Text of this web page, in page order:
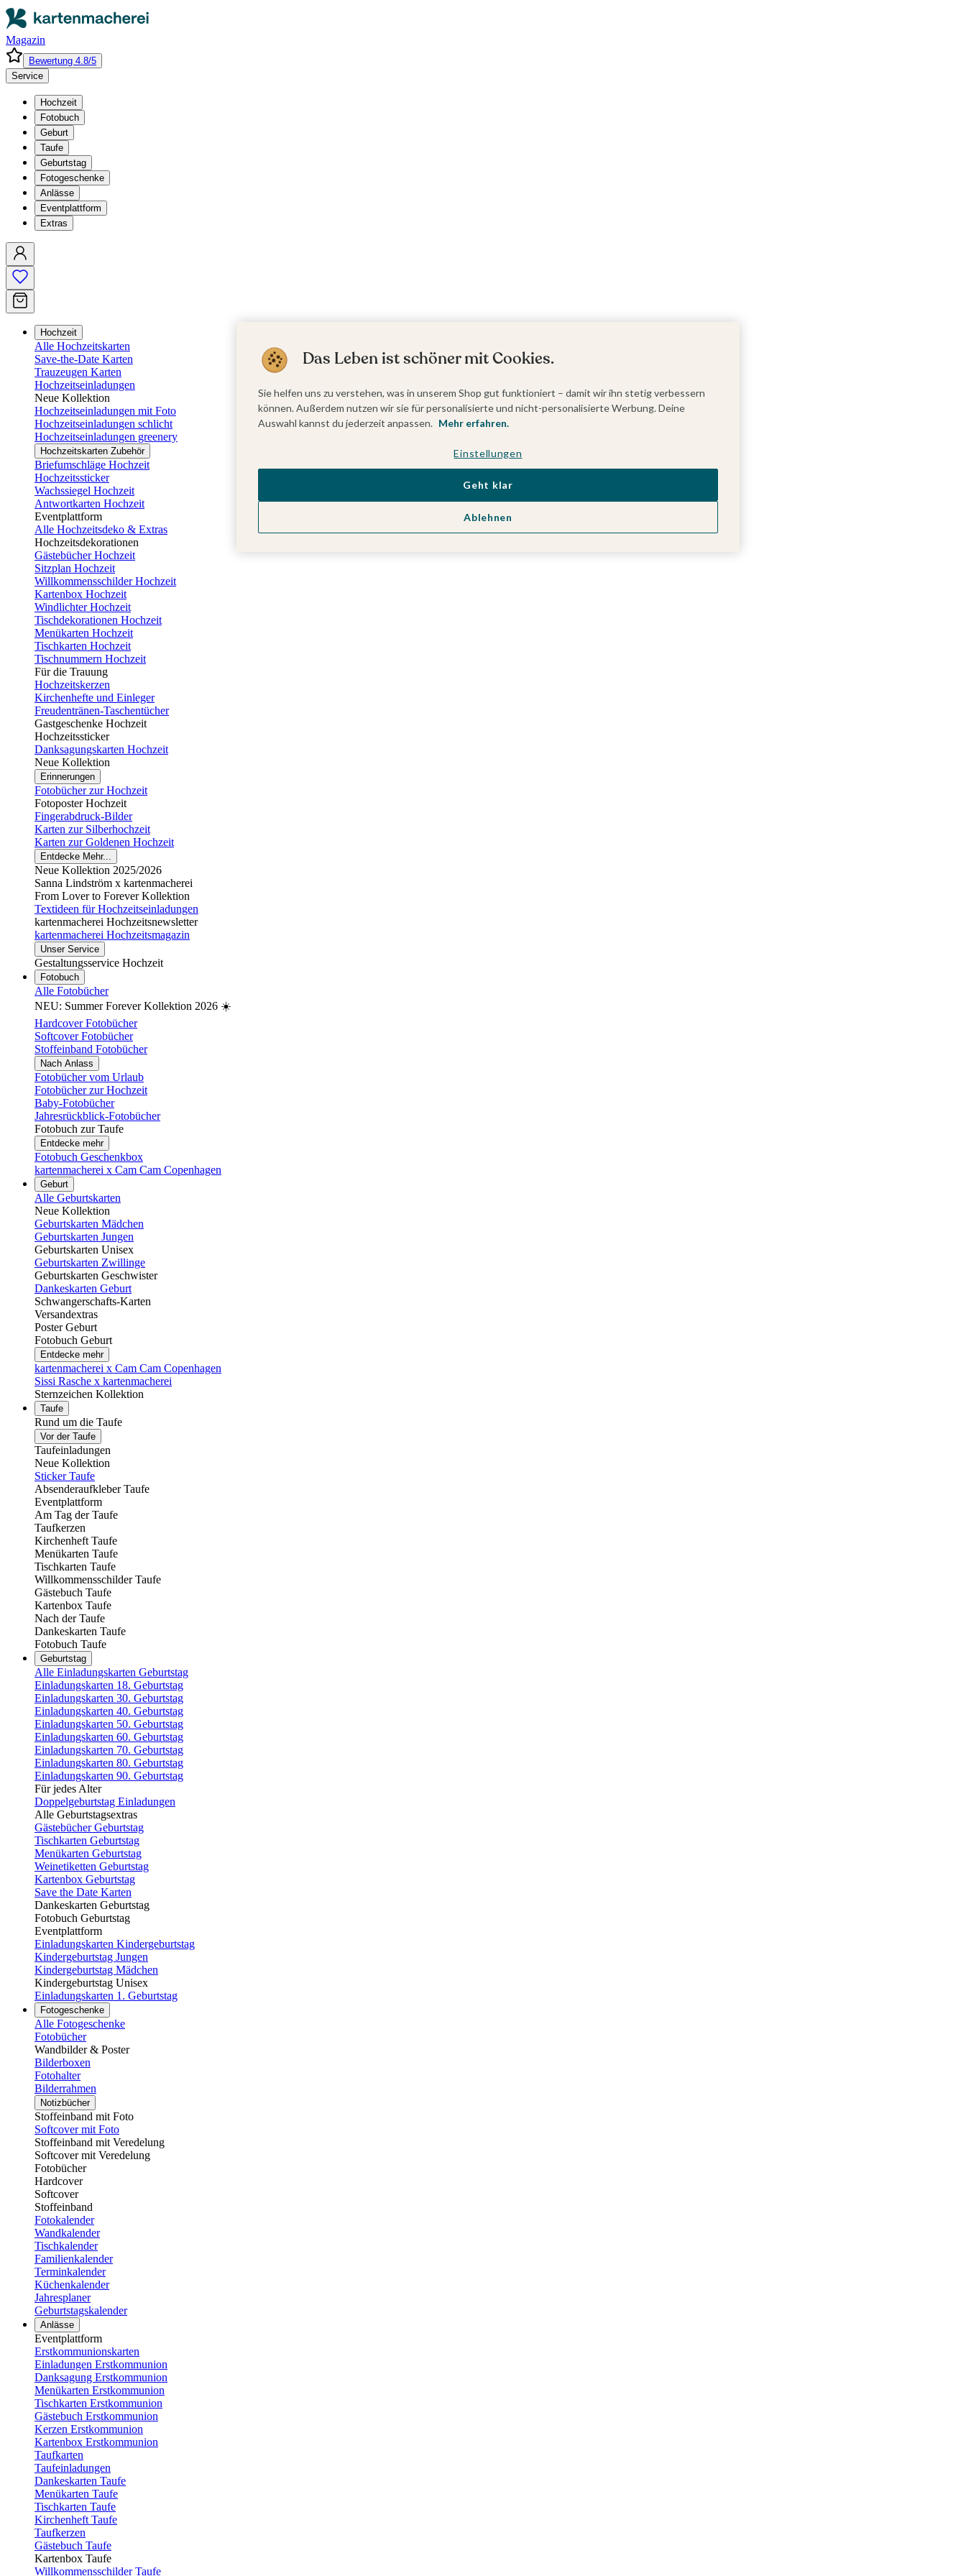
Magazin
Bewertung 4.8/5
Service
Hochzeit
Fotobuch
Geburt
Taufe
Geburtstag
Fotogeschenke
Anlässe
Eventplattform
Extras
Hochzeit
Alle Hochzeitskarten
Save-the-Date Karten
Trauzeugen Karten
Hochzeitseinladungen
Neue Kollektion
Hochzeitseinladungen mit Foto
Hochzeitseinladungen schlicht
Hochzeitseinladungen greenery
Hochzeitskarten Zubehör
Briefumschläge Hochzeit
Hochzeitssticker
Wachssiegel Hochzeit
Antwortkarten Hochzeit
Eventplattform
Alle Hochzeitsdeko & Extras
Hochzeitsdekorationen
Gästebücher Hochzeit
Sitzplan Hochzeit
Willkommensschilder Hochzeit
Kartenbox Hochzeit
Windlichter Hochzeit
Tischdekorationen Hochzeit
Menükarten Hochzeit
Tischkarten Hochzeit
Tischnummern Hochzeit
Für die Trauung
Hochzeitskerzen
Kirchenhefte und Einleger
Freudentränen-Taschentücher
Gastgeschenke Hochzeit
Hochzeitssticker
Danksagungskarten Hochzeit
Neue Kollektion
Erinnerungen
Fotobücher zur Hochzeit
Fotoposter Hochzeit
Fingerabdruck-Bilder
Karten zur Silberhochzeit
Karten zur Goldenen Hochzeit
Entdecke Mehr...
Neue Kollektion 2025/2026
Sanna Lindström x kartenmacherei
From Lover to Forever Kollektion
Textideen für Hochzeitseinladungen
kartenmacherei Hochzeitsnewsletter
kartenmacherei Hochzeitsmagazin
Unser Service
Gestaltungsservice Hochzeit
Fotobuch
Alle Fotobücher
NEU: Summer Forever Kollektion 2026 ☀️
Hardcover Fotobücher
Softcover Fotobücher
Stoffeinband Fotobücher
Nach Anlass
Fotobücher vom Urlaub
Fotobücher zur Hochzeit
Baby-Fotobücher
Jahresrückblick-Fotobücher
Fotobuch zur Taufe
Entdecke mehr
Fotobuch Geschenkbox
kartenmacherei x Cam Cam Copenhagen
Geburt
Alle Geburtskarten
Neue Kollektion
Geburtskarten Mädchen
Geburtskarten Jungen
Geburtskarten Unisex
Geburtskarten Zwillinge
Geburtskarten Geschwister
Dankeskarten Geburt
Schwangerschafts-Karten
Versandextras
Poster Geburt
Fotobuch Geburt
Entdecke mehr
kartenmacherei x Cam Cam Copenhagen
Sissi Rasche x kartenmacherei
Sternzeichen Kollektion
Taufe
Rund um die Taufe
Vor der Taufe
Taufeinladungen
Neue Kollektion
Sticker Taufe
Absenderaufkleber Taufe
Eventplattform
Am Tag der Taufe
Taufkerzen
Kirchenheft Taufe
Menükarten Taufe
Tischkarten Taufe
Willkommensschilder Taufe
Gästebuch Taufe
Kartenbox Taufe
Nach der Taufe
Dankeskarten Taufe
Fotobuch Taufe
Geburtstag
Alle Einladungskarten Geburtstag
Einladungskarten 18. Geburtstag
Einladungskarten 30. Geburtstag
Einladungskarten 40. Geburtstag
Einladungskarten 50. Geburtstag
Einladungskarten 60. Geburtstag
Einladungskarten 70. Geburtstag
Einladungskarten 80. Geburtstag
Einladungskarten 90. Geburtstag
Für jedes Alter
Doppelgeburtstag Einladungen
Alle Geburtstagsextras
Gästebücher Geburtstag
Tischkarten Geburtstag
Menükarten Geburtstag
Weinetiketten Geburtstag
Kartenbox Geburtstag
Save the Date Karten
Dankeskarten Geburtstag
Fotobuch Geburtstag
Eventplattform
Einladungskarten Kindergeburtstag
Kindergeburtstag Jungen
Kindergeburtstag Mädchen
Kindergeburtstag Unisex
Einladungskarten 1. Geburtstag
Fotogeschenke
Alle Fotogeschenke
Fotobücher
Wandbilder & Poster
Bilderboxen
Fotohalter
Bilderrahmen
Notizbücher
Stoffeinband mit Foto
Softcover mit Foto
Stoffeinband mit Veredelung
Softcover mit Veredelung
Fotobücher
Hardcover
Softcover
Stoffeinband
Fotokalender
Wandkalender
Tischkalender
Familienkalender
Terminkalender
Küchenkalender
Jahresplaner
Geburtstagskalender
Anlässe
Eventplattform
Erstkommunionskarten
Einladungen Erstkommunion
Danksagung Erstkommunion
Menükarten Erstkommunion
Tischkarten Erstkommunion
Gästebuch Erstkommunion
Kerzen Erstkommunion
Kartenbox Erstkommunion
Taufkarten
Taufeinladungen
Dankeskarten Taufe
Menükarten Taufe
Tischkarten Taufe
Kirchenheft Taufe
Taufkerzen
Gästebuch Taufe
Kartenbox Taufe
Willkommensschilder Taufe
Das Leben ist schöner mit Cookies.
Sie helfen uns zu verstehen, was in unserem Shop gut funktioniert – damit wir ihn stetig verbessern
können. Außerdem nutzen wir sie für personalisierte und nicht-personalisierte Werbung. Deine
Auswahl kannst du jederzeit anpassen. Mehr erfahren.
Einstellungen
Ablehnen
Geht klar